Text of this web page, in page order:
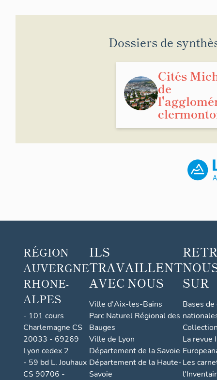
Dossiers de
Cités
de
RÉGION
AUVERGNE
RHONE-
ALPES
- 101 cours
Charlemagne CS
20033 - 69269
Lyon cedex 2
- 59 bd L. Jouhaux
CS 90706 -
ILS
TRAVAILLENT
AVEC NOUS
Ville d'Aix-les-Bains
Parc Naturel Régional des
Bauges
Ville de Lyon
Département de la Savoie
Département de la Haute-
Savoie
SUR
Bases
La revue
Les